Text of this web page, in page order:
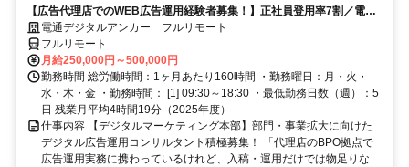
【広告代理店でのWEB広告運用経験者募集！】正社員登用率7割／電通
G／全国×完全在宅／年休126日・土日祝休み／残業月平均4時間19分
電通デジタルアンカー フルリモート
フルリモート
月給250,000円～500,000円
勤務時間 総労働時間：1ヶ月あたり160時間 ・勤務曜日：月・火・
水・木・金 ・勤務時間： [1] 09:30～18:30 ・最低勤務日数（週）：5
日 残業月平均4時間19分（2025年度）
仕事内容 【デジタルマーケティング本部】部門・事業拡大に向けた
デジタル広告運用コンサルタント積極募集！ 「代理店のBPO拠点で
広告運用実務に携わっているけれど、入稿・運用だけでは物足りな